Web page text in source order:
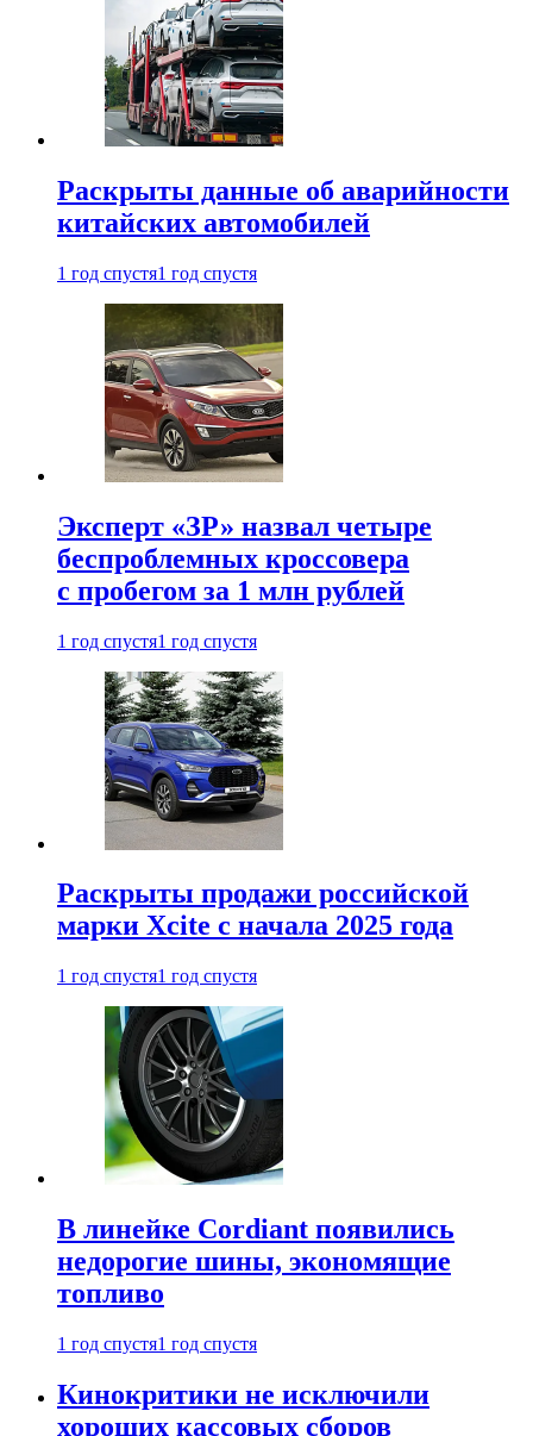
Раскрыты данные об аварийности
китайских автомобилей
1 год спустя1 год спустя
Эксперт «ЗР» назвал четыре
беспроблемных кроссовера
с пробегом за 1 млн рублей
1 год спустя1 год спустя
Раскрыты продажи российской
марки Xcite с начала 2025 года
1 год спустя1 год спустя
В линейке Cordiant появились
недорогие шины, экономящие
топливо
1 год спустя1 год спустя
Кинокритики не исключили
хороших кассовых сборов